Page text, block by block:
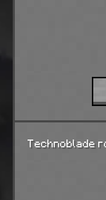
Technoblade